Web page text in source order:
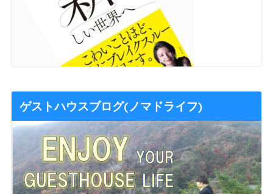
ゲストハウスブログ(ノマドライフ)